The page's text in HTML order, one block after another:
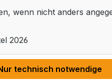
wenn nicht anders
2026
technisch notwendige